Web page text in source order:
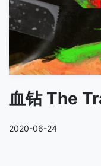
血钻 The
2020-06-24